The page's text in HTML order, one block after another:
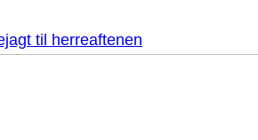
til herreaftenen